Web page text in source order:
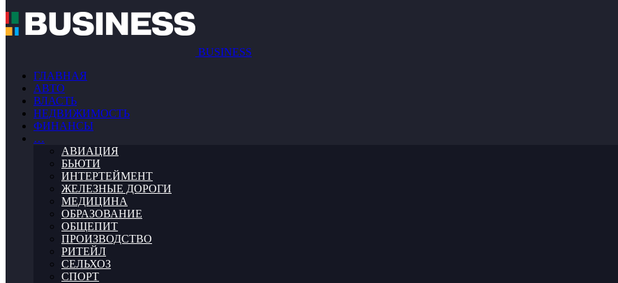
BUSINESS
ГЛАВНАЯ
АВТО
ВЛАСТЬ
НЕДВИЖИМОСТЬ
ФИНАНСЫ
…
АВИАЦИЯ
БЬЮТИ
ИНТЕРТЕЙМЕНТ
ЖЕЛЕЗНЫЕ ДОРОГИ
МЕДИЦИНА
ОБРАЗОВАНИЕ
ОБЩЕПИТ
ПРОИЗВОДСТВО
РИТЕЙЛ
СЕЛЬХОЗ
СПОРТ